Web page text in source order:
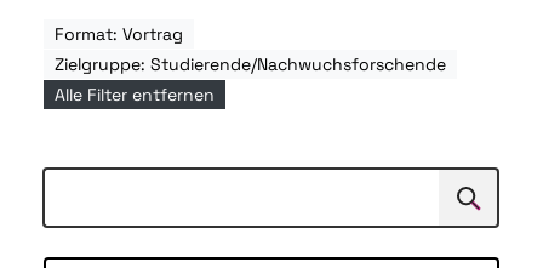
Format: Vortrag
Zielgruppe: Studierende/Nachwuchsforschende
Alle Filter entfernen
Suchen